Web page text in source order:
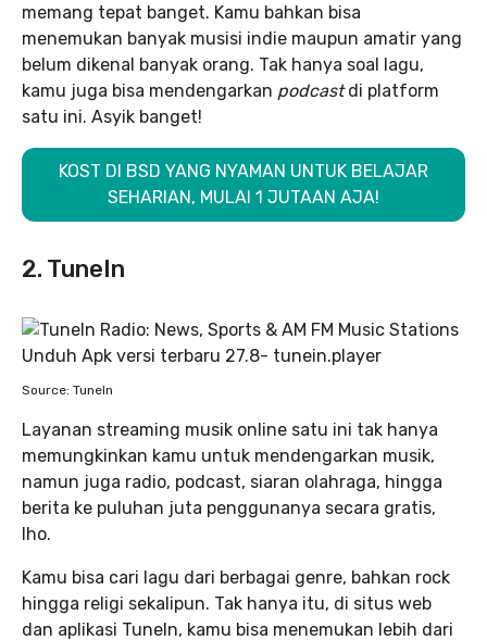
memang tepat banget. Kamu bahkan bisa
menemukan banyak musisi indie maupun amatir yang
belum dikenal banyak orang. Tak hanya soal lagu,
kamu juga bisa mendengarkan podcastdi platform
satu ini. Asyik banget!
KOST DI BSD YANG NYAMAN UNTUK BELAJAR
SEHARIAN, MULAI 1 JUTAAN AJA!
2. TuneIn
Source: TuneIn
Layanan streaming musik online satu ini tak hanya
memungkinkan kamu untuk mendengarkan musik,
namun juga radio, podcast, siaran olahraga, hingga
berita ke puluhan juta penggunanya secara gratis,
lho.
Kamu bisa cari lagu dari berbagai genre, bahkan rock
hingga religi sekalipun. Tak hanya itu, di situs web
dan aplikasi TuneIn, kamu bisa menemukan lebih dari